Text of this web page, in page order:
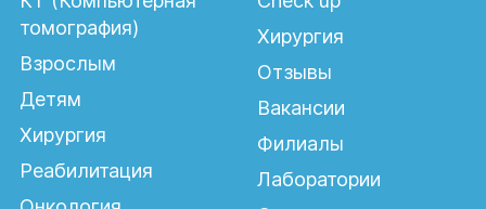
EMFACE — безоперационный
лифтинг и восстановление
мышечного тонуса лица
томография)
Взрослым
Детям
Хирургия
Реабилитация
Хирургия
Отзывы
Вакансии
Филиалы
Лаборатории